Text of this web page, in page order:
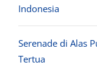
Indonesia
Serenade di Alas
Tertua